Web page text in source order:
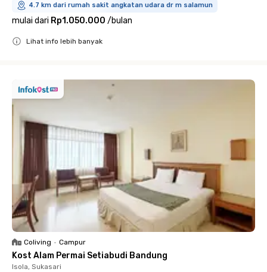
4.7 km dari rumah sakit angkatan udara dr m salamun
mulai dari Rp1.050.000 /bulan
Lihat info lebih banyak
Coliving • Campur
Kost Alam Permai Setiabudi Bandung
Isola, Sukasari